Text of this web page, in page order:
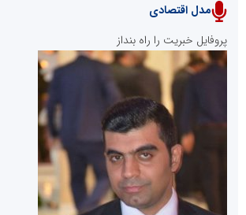
پایگاه خبری نهضت ملی مسکن
سازمان بورس و اوراق بهادار
مرجع اخبار موثق در بازارسرمایه
مدل اقتصادی
پروفایل خبریت را راه بنداز